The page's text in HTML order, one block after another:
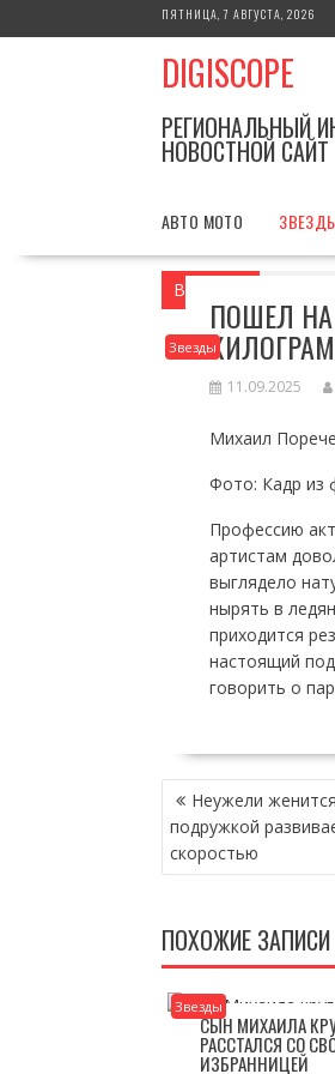
к
ПЯТНИЦА, 7 АВГУСТА, 2026
DIGISCOPE
РЕГИОНАЛЬНЫЙ
НОВОСТНОЙ САЙТ
АВТО МОТО
Вы здесь
Звезды
ПОШЕЛ
11.09.2025
Михаил
Фото: Кадр из
Профессию
артистам
выглядело
нырять в
приходится
настоящий
говорить о
НАВИГАЦИЯ
ПО
ЗАПИСЯМ
Неужели
подружкой
скоростью
ПОХОЖИЕ ЗАПИСИ
Звезды
СЫН МИХАИЛА
РАССТАЛСЯ СО
ИЗБРАННИЦЕЙ